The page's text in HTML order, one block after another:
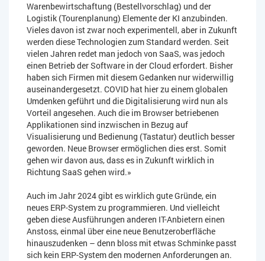
Warenbewirtschaftung (Bestellvorschlag) und der
Logistik (Tourenplanung) Elemente der KI anzubinden.
Vieles davon ist zwar noch experimentell, aber in Zukunft
werden diese Technologien zum Standard werden. Seit
vielen Jahren redet man jedoch von SaaS, was jedoch
einen Betrieb der Software in der Cloud erfordert. Bisher
haben sich Firmen mit diesem Gedanken nur widerwillig
auseinandergesetzt. COVID hat hier zu einem globalen
Umdenken geführt und die Digitalisierung wird nun als
Vorteil angesehen. Auch die im Browser betriebenen
Applikationen sind inzwischen in Bezug auf
Visualisierung und Bedienung (Tastatur) deutlich besser
geworden. Neue Browser ermöglichen dies erst. Somit
gehen wir davon aus, dass es in Zukunft wirklich in
Richtung SaaS gehen wird.»
Auch im Jahr 2024 gibt es wirklich gute Gründe, ein
neues ERP-System zu programmieren. Und vielleicht
geben diese Ausführungen anderen IT-Anbietern einen
Anstoss, einmal über eine neue Benutzeroberfläche
hinauszudenken – denn bloss mit etwas Schminke passt
sich kein ERP-System den modernen Anforderungen an.